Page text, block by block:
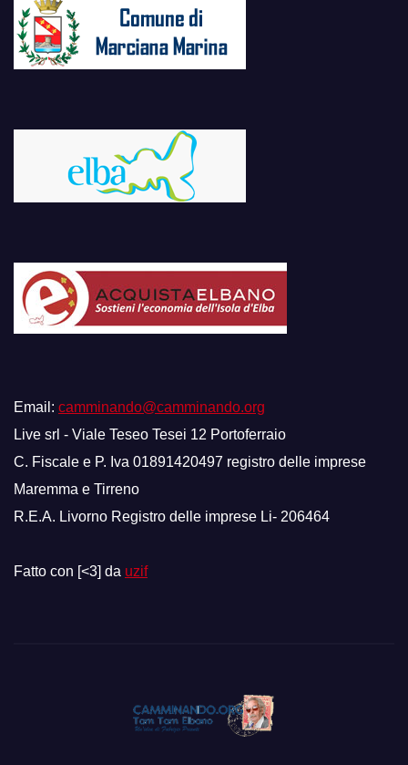
Email: camminando@camminando.org
Live srl - Viale Teseo Tesei 12 Portoferraio
C. Fiscale e P. Iva 01891420497 registro delle imprese
Maremma e Tirreno
R.E.A. Livorno Registro delle imprese Li- 206464
Fatto con [<3] da uzif